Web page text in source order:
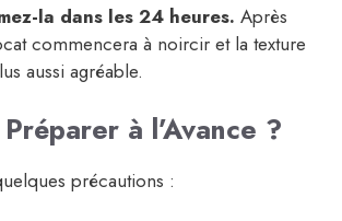
la dans les 24 heures. Après
commencera à noircir et la texture
aussi agréable.
à l’Avance ?
précautions :